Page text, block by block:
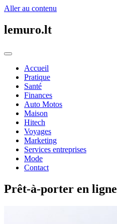
Aller au contenu
lemuro.lt
Accueil
Pratique
Santé
Finances
Auto Motos
Maison
Hitech
Voyages
Marketing
Services entreprises
Mode
Contact
Prêt-à-porter en ligne